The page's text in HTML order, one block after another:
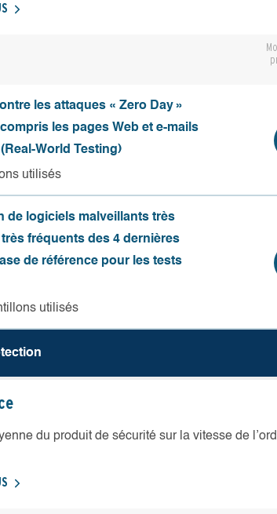
les attaques « Zero Day »
les pages Web et e-mails
World Testing)
utilisés
de logiciels malveillants très
fréquents des 4 dernières
de référence pour les tests
utilisés
du produit de sécurité sur la vitesse de